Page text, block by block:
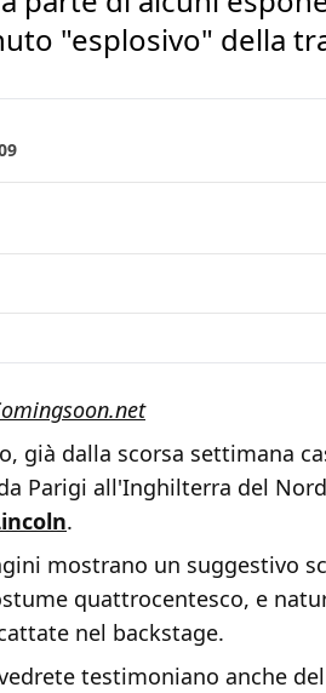
"esplosivo" della
già dalla scorsa settimana
Parigi all'Inghilterra del
.
mostrano un suggestivo
quattrocentesco, e
nel backstage.
testimoniano anche